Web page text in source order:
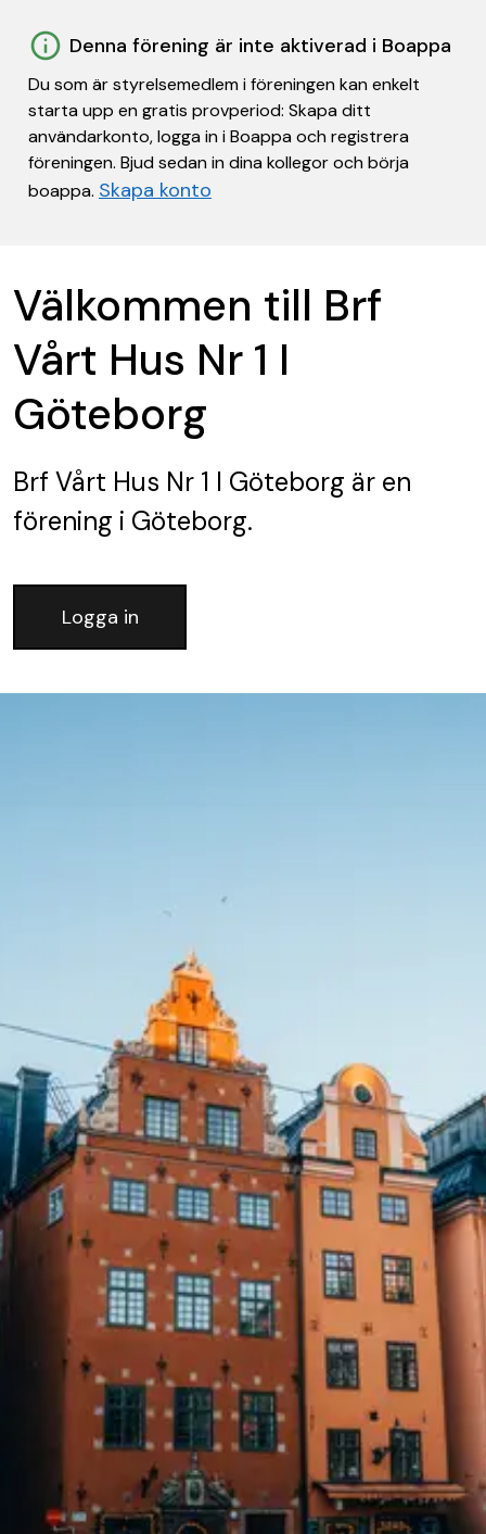
Denna förening är inte aktiverad i Boappa
Du som är styrelsemedlem i föreningen kan enkelt
starta upp en gratis provperiod: Skapa ditt
användarkonto, logga in i Boappa och registrera
föreningen. Bjud sedan in dina kollegor och börja
boappa. Skapa konto
Välkommen till Brf
Vårt Hus Nr 1 I
Göteborg
Brf Vårt Hus Nr 1 I Göteborg är en
förening i Göteborg.
Logga in